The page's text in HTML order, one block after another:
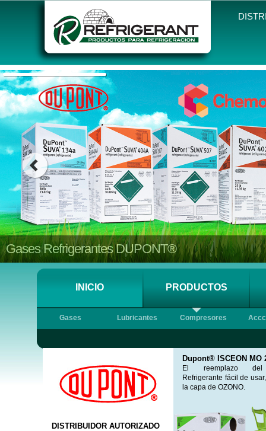
Gases Refrigerantes DUPONT®
INICIO PRODUCTOS
Gases Lubricantes Compresores
DISTRIBUIDOR AUTORIZADO
Dupont® ISCEON MO
El reemplazo
Refrigerante fácil de
la capa de OZONO.